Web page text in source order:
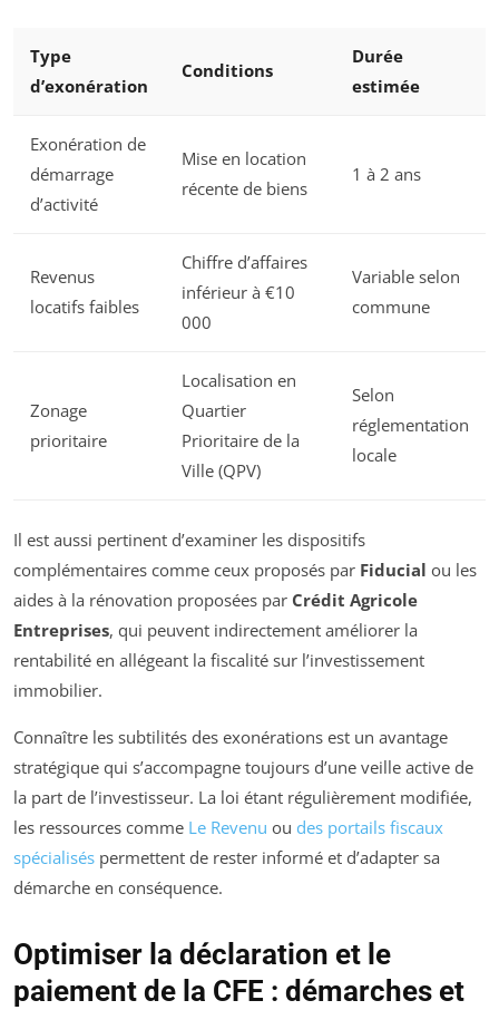
Type
d’exonération
Conditions
Durée
estimée
Exonération de
démarrage
d’activité
Mise en location
récente de biens
1 à 2 ans
Revenus
locatifs faibles
Chiffre d’affaires
inférieur à €10
000
Variable selon
commune
Zonage
prioritaire
Localisation en
Quartier
Prioritaire de la
Ville (QPV)
Selon
réglementation
locale
Il est aussi pertinent d’examiner les dispositifs
complémentaires comme ceux proposés par Fiducial ou les
aides à la rénovation proposées par Crédit Agricole
Entreprises, qui peuvent indirectement améliorer la
rentabilité en allégeant la fiscalité sur l’investissement
immobilier.
Connaître les subtilités des exonérations est un avantage
stratégique qui s’accompagne toujours d’une veille active de
la part de l’investisseur. La loi étant régulièrement modifiée,
les ressources comme Le Revenu ou des portails fiscaux
spécialisés permettent de rester informé et d’adapter sa
démarche en conséquence.
Optimiser la déclaration et le
paiement de la CFE : démarches et